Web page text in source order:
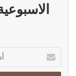
بريدك
الإلكتروني